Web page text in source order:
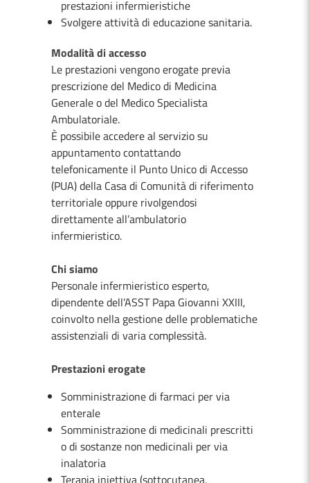
prestazioni infermieristiche
Svolgere attività di educazione sanitaria.
Modalità di accesso
Le prestazioni vengono erogate previa
prescrizione del Medico di Medicina
Generale o del Medico Specialista
Ambulatoriale.
È possibile accedere al servizio su
appuntamento contattando
telefonicamente il Punto Unico di Accesso
(PUA) della Casa di Comunità di riferimento
territoriale oppure rivolgendosi
direttamente all’ambulatorio
infermieristico.
Chi siamo
Personale infermieristico esperto,
dipendente dell’ASST Papa Giovanni XXIII,
coinvolto nella gestione delle problematiche
assistenziali di varia complessità.
Prestazioni erogate
Somministrazione di farmaci per via
enterale
Somministrazione di medicinali prescritti
o di sostanze non medicinali per via
inalatoria
Terapia iniettiva (sottocutanea,